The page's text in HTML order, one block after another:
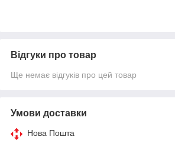
Відгуки про товар
Ще немає відгуків про цей товар
Умови доставки
Нова Пошта